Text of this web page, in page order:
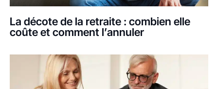
La décote de la retraite : combien elle
coûte et comment l’annuler